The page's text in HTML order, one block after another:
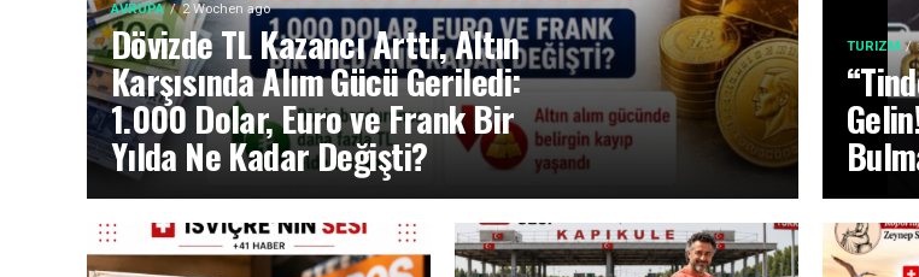
AVRUPA 2 Wochen ago
Dövizde TL Kazancı Arttı, Altın
Karşısında Alım Gücü Geriledi:
1.000 Dolar, Euro ve Frank Bir
Yılda Ne Kadar Değişti?
TURIZM